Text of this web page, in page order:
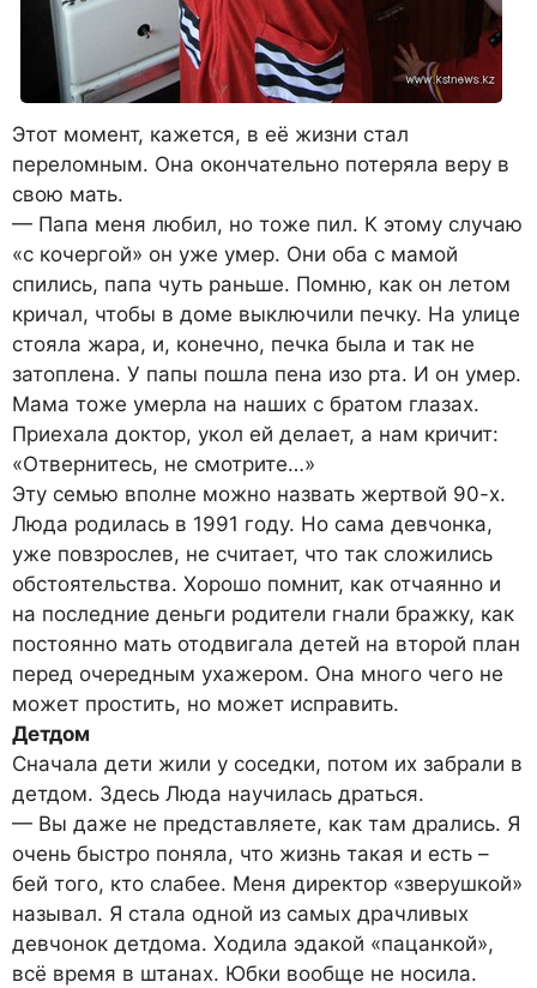
Этот момент, кажется, в её жизни стал
переломным. Она окончательно потеряла веру в
свою мать.
— Папа меня любил, но тоже пил. К этому случаю
«с кочергой» он уже умер. Они оба с мамой
спились, папа чуть раньше. Помню, как он летом
кричал, чтобы в доме выключили печку. На улице
стояла жара, и, конечно, печка была и так не
затоплена. У папы пошла пена изо рта. И он умер.
Мама тоже умерла на наших с братом глазах.
Приехала доктор, укол ей делает, а нам кричит:
«Отвернитесь, не смотрите…»
Эту семью вполне можно назвать жертвой 90-х.
Люда родилась в 1991 году. Но сама девчонка,
уже повзрослев, не считает, что так сложились
обстоятельства. Хорошо помнит, как отчаянно и
на последние деньги родители гнали бражку, как
постоянно мать отодвигала детей на второй план
перед очередным ухажером. Она много чего не
может простить, но может исправить.
Детдом
Сначала дети жили у соседки, потом их забрали в
детдом. Здесь Люда научилась драться.
— Вы даже не представляете, как там дрались. Я
очень быстро поняла, что жизнь такая и есть –
бей того, кто слабее. Меня директор «зверушкой»
называл. Я стала одной из самых драчливых
девчонок детдома. Ходила эдакой «пацанкой»,
всё время в штанах. Юбки вообще не носила.